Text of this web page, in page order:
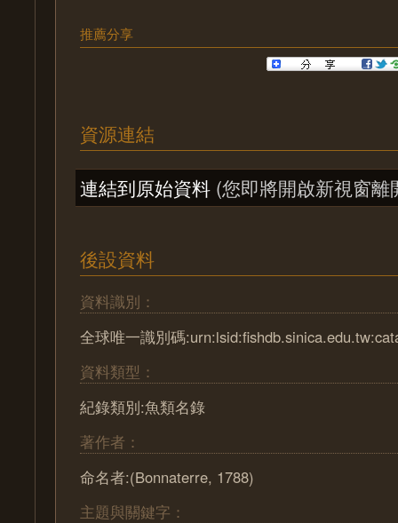
推薦分享
資源連結
連結到原始資料 (您即將開啟新視窗離
後設資料
資料識別：
全球唯一識別碼
資料類型：
紀錄類別:魚類名錄
著作者：
命名者:(Bonnaterre, 1788)
主題與關鍵字：